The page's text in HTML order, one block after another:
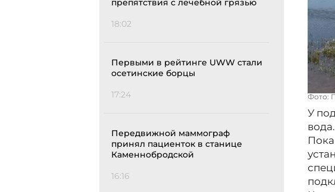
препятствия с лечебной грязью
18:02
Первыми в рейтинге UWW стали
осетинские борцы
17:24
Передвижной маммограф
принял пациенток в станице
Каменнобродской
16:16
Фото:
У
вода.